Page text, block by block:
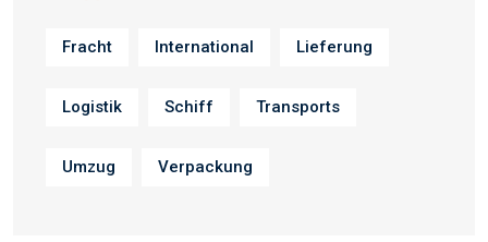
Fracht International Lieferung
Logistik Schiff Transports
Umzug Verpackung